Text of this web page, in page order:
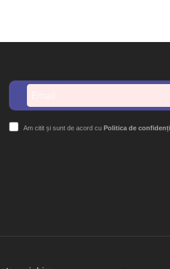
Am citit și sunt de acord cu Politica de